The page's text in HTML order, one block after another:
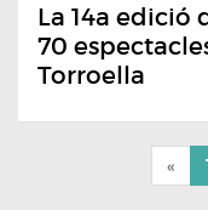
La 14a edició
70
Torroella
«